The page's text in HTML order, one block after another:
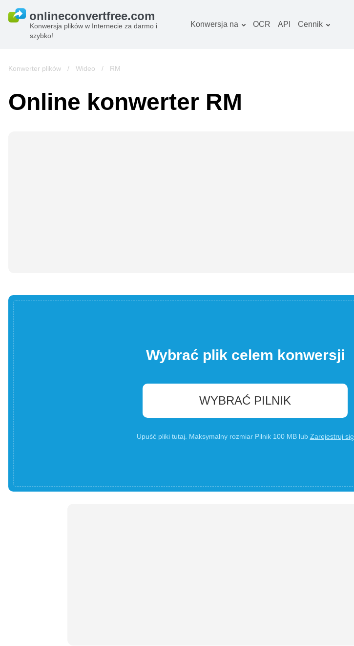
Konwersja plików w Internecie za darmo i
szybko!
Konwersja na
Books konwerter
OCR API Cennik
Konwerter plików / Wideo / RM
Online konwerter RM
Wybrać plik celem konwersji
WYBRAĆ PILNIK
Upuść pliki tutaj. Maksymalny rozmiar Pilnik 100 MB lub Zarejestruj się